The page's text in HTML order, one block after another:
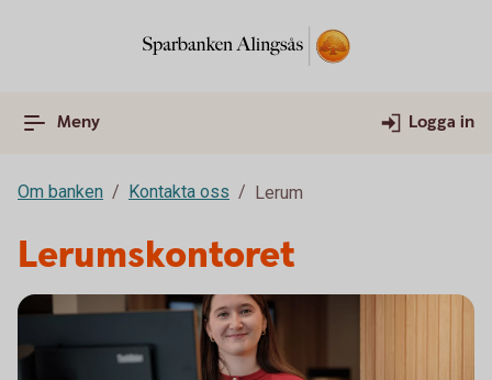
Meny Logga in
Om banken Kontakta oss Lerum
Lerumskontoret